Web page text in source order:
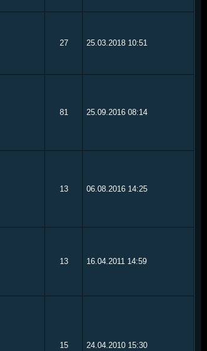
27 25.03.2018 10:51
81 25.09.2016 08:14
13 06.08.2016 14:25
13 16.04.2011 14:59
15 24.04.2010 15:30